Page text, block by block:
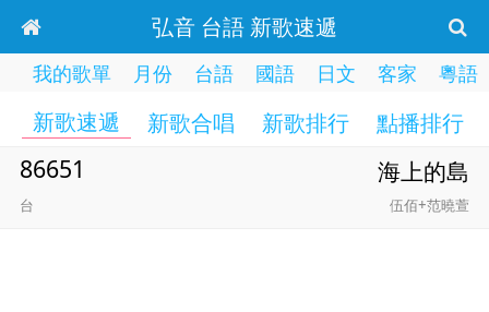
弘音 台語 新歌速遞
我的歌單 月份 台語 國語 日文 客家 粵語
新歌速遞 新歌合唱 新歌排行 點播排行
86651 海上的島
台 伍佰+范曉萱